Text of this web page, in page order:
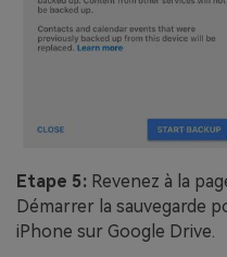
Etape 5: Revenez à la
Démarrer la sauvegarde
iPhone sur Google Drive.